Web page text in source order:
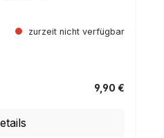
zurzeit nicht verfügbar
9,90 €